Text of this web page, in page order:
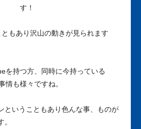
す！
もあり沢山の動きが見られます
を持つ方、同時に今持っている
も様々ですね。
ということもあり色んな事、ものが